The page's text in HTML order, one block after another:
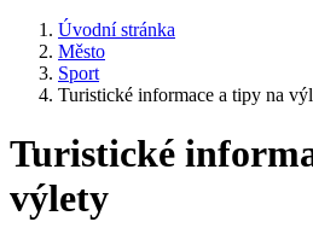
Úvodní stránka
Město
Sport
Turistické informace a tipy na
Turistické
výlety